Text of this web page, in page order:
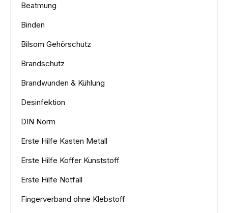
Beatmung
Binden
Bilsom Gehörschutz
Brandschutz
Brandwunden & Kühlung
Desinfektion
DIN Norm
Erste Hilfe Kasten Metall
Erste Hilfe Koffer Kunststoff
Erste Hilfe Notfall
Fingerverband ohne Klebstoff